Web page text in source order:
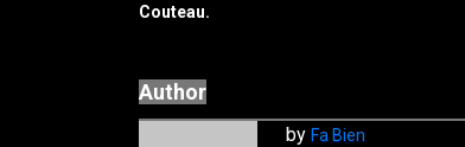
Couteau.
Author
by Fa Bien